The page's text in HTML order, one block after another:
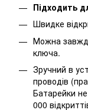
Підходить
Швидке
Можна
ключа.
Зручний в
проводів
Батарейки
000